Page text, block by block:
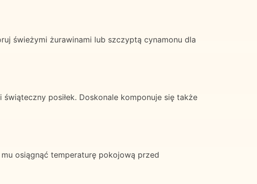
świeżymi żurawinami lub szczyptą cynamonu dla
posiłek. Doskonale komponuje się także
osiągnąć temperaturę pokojową przed